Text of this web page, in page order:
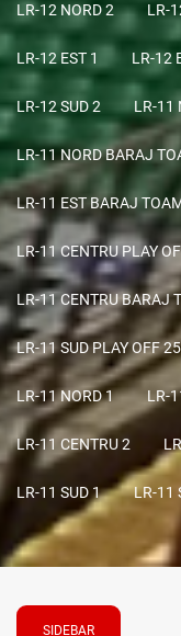
LR-12 NORD 2 LR-
LR-12 EST 1 LR-12
LR-12 SUD 2 LR-11
LR-11 NORD BARAJ
LR-11 EST BARAJ
LR-11 CENTRU PLAY
LR-11 CENTRU BARAJ
LR-11 SUD PLAY OFF
LR-11 NORD 1 LR-
LR-11 CENTRU 2
LR-11 SUD 1 LR-11
SIDEBAR